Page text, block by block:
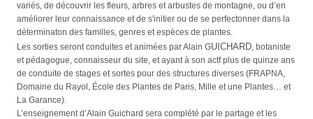
variés, de découvrir les fleurs, arbres et arbustes de montagne, ou d’en
améliorer leur connaissance et de s'initier ou de se perfectonner dans la
déterminaton des familles, genres et espèces de plantes.
Les sorties seront conduites et animées par Alain GUICHARD, botaniste
et pédagogue, connaisseur du site, et ayant à son actf plus de quinze ans
de conduite de stages et sortes pour des structures diverses (FRAPNA,
Domaine du Rayol, École des Plantes de Paris, Mille et une Plantes… et
La Garance).
L’enseignement d’Alain Guichard sera complété par le partage et les